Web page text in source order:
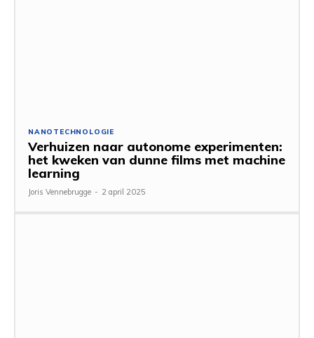
NANOTECHNOLOGIE
Verhuizen naar autonome experimenten:
het kweken van dunne films met machine
learning
Joris Vennebrugge - 2 april 2025